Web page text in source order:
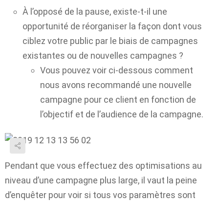
À l’opposé de la pause, existe-t-il une
opportunité de réorganiser la façon dont vous
ciblez votre public par le biais de campagnes
existantes ou de nouvelles campagnes ?
Vous pouvez voir ci-dessous comment
nous avons recommandé une nouvelle
campagne pour ce client en fonction de
l’objectif et de l’audience de la campagne.
Pendant que vous effectuez des optimisations au
niveau d’une campagne plus large, il vaut la peine
d’enquêter pour voir si tous vos paramètres sont